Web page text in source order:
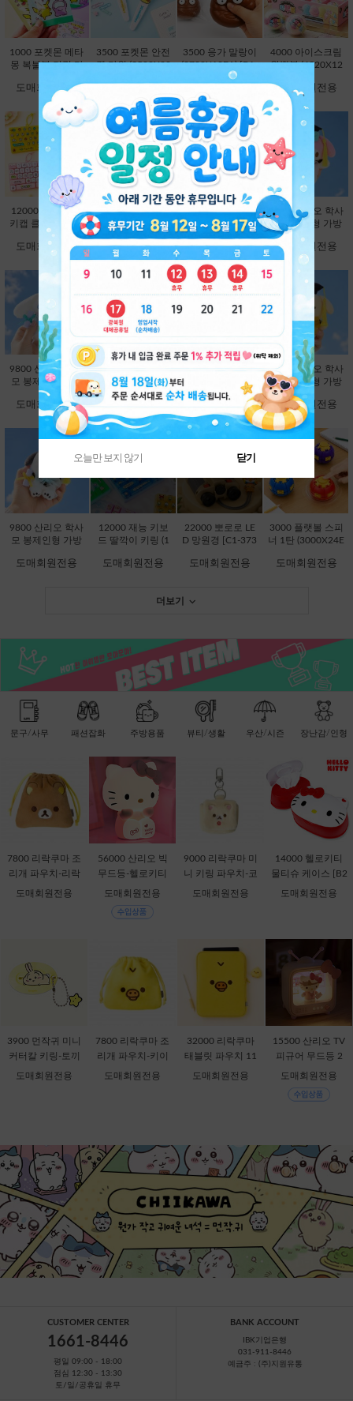
1000 포켓몬 메타
몽 복불복 키링 마
00X60EA) [C1-13
2204]
도매회원전용
3500 포켓몬 안전
캡 가위 (3500X20
3500 응가 말랑이
(3780X12EA) [B1-
593354]
4000 아이스크림
왁뿌볼 (4320X12
도매회원전용
12000 26구 대왕
키캡 클리커 키링-
랜덤 [C2-913191]
도매회원전용
12000 대왕 딸깍
이 키캡 키링 26
구-랜덤 [C2-8251
63]
도매회원전용
9800 산리오 학사
모 봉제인형 가방
티 [B2-083173]
도매회원전용
9800 산리오 학사
모 봉제인형 가방
고리 13cm-마이멜
로디 [B2-083180]
도매회원전용
9800 산리오 학사
모 봉제인형 가방
고리 13cm-시나모
롤 [B2-083203]
도매회원전용
9800 산리오 학사
모 봉제인형 가방
고리 13cm-쿠로미
9800 산리오 학사
모 봉제인형 가방
고리 13cm-한교동
[B2-083234]
도매회원전용
9800 산리오 학사
모 봉제인형 가방
고리 13cm-폼폼푸
린 [B2-083210]
도매회원전용
9800 산리오 학사
모 봉제인형 가방
[B2-083227]
도매회원전용
12000 재능 키보
드 딸깍이 키링 (1
45048]
도매회원전용
22000 뽀로로 LE
D 망원경 [C1-373
도매회원전용
3000 플랫볼 스피
너 1탄 (3000X24E
도매회원전용
더보기
문구/사무 패션잡화 주방용품 뷰티/생활 우산/시즌 장난감/인형
7800 리락쿠마 조
리개 파우치-리락
쿠마 [C2-068735]
도매회원전용
56000 산리오 빅
무드등-헬로키티
[C1-315167]
도매회원전용
9000 리락쿠마 미
니 키링 파우치-코
리락쿠마 [C2-069
도매회원전용
14000 헬로키티
물티슈 케이스 [B2
-378816]
도매회원전용
3900 먼작귀 미니
커터칼 키링-토끼
[C1-068537] 할인
도매회원전용
7800 리락쿠마 조
리개 파우치-키이
로이토리 [C2-068
도매회원전용
32000 리락쿠마
태블릿 파우치 11
인치-키이로이토
도매회원전용
15500 산리오 TV
피규어 무드등 2
탄-헬로키티 [C1-7
도매회원전용
CUSTOMER CENTER
1661-8446
평일 09:00 - 18:00
점심 12:30 - 13:30
토/일/공휴일 휴무
BANK ACCOUNT
IBK기업은행
031-911-8446
예금주 : (주)지원유통
오늘만 보지 않기 닫기